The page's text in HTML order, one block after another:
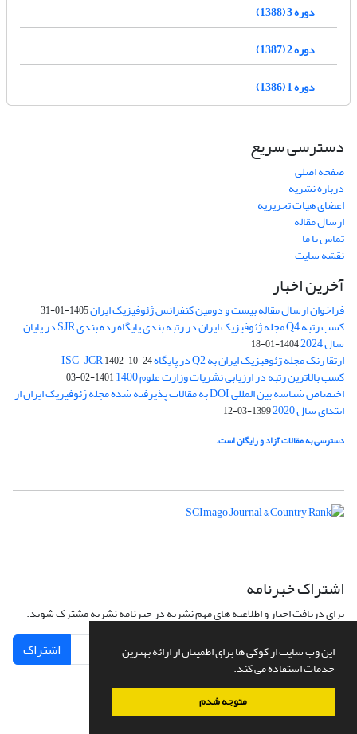
این وب سایت از کوکی ها برای اطمینان از ارائه بهترین
خدمات استفاده می کند.
متوجه شدم
دوره 3 (1388)
دوره 2 (1387)
دوره 1 (1386)
دسترسی سریع
صفحه اصلی
درباره نشریه
اعضای هیات تحریریه
ارسال مقاله
تماس با ما
نقشه سایت
آخرین اخبار
فراخوان ارسال مقاله بیست و دومین کنفرانس ژئوفیزیک ایران1405-01-31
کسب رتبه Q4 مجله ژئوفیزیک ایران در رتبه بندی پایگاه رده بندی SJR در پایان
سال 2024 1404-01-18
ارتقا رنک مجله ژئوفیزیک ایران به Q2 در پایگاه ISC_JCR 1402-10-24
کسب بالاترین رتبه در ارزیابی نشریات وزارت علوم 1400 1401-02-03
اختصاص شناسه بین المللی DOI به مقالات پذیرفته شده مجله ژئوفیزیک ایران از
ابتدای سال 2020 1399-03-12
دسترسی به مقالات آزاد و رایگان است.
اشتراک خبرنامه
برای دریافت اخبار و اطلاعیه های مهم نشریه در خبرنامه نشریه مشترک شوید.
اشتراک
سامانه مدیریت نشریات علمی.طراحی و پیاده سازی ازسیناوب